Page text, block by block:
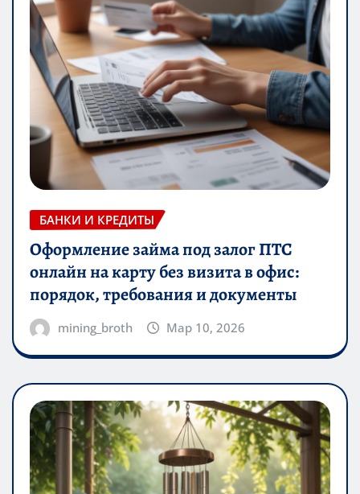
БАНКИ И КРЕДИТЫ
Оформление займа под залог ПТС
онлайн на карту без визита в офис:
порядок, требования и документы
mining_broth Мар 10, 2026